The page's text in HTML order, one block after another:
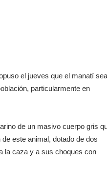
el jueves que el manatí sea
particularmente en
de un masivo cuerpo gris
este animal, dotado de dos
la caza y a sus choques con